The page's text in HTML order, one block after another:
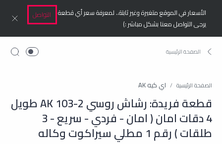
الأسعار في الموقع متغيرة وغير ثابتة.. لمعرفة سعر أي قطعة
يرجى التواصل معنا بشكل مباشر :)
التواصل
الصفحة الرئيسية اي كيه AK
قطعة فريدة: رشاش روسي AK 103-2 طويل
4 دقات امان ( امان - فردي - سريع - 3
طلقات ) رقم 1 مطلي سيراكوت وكاله